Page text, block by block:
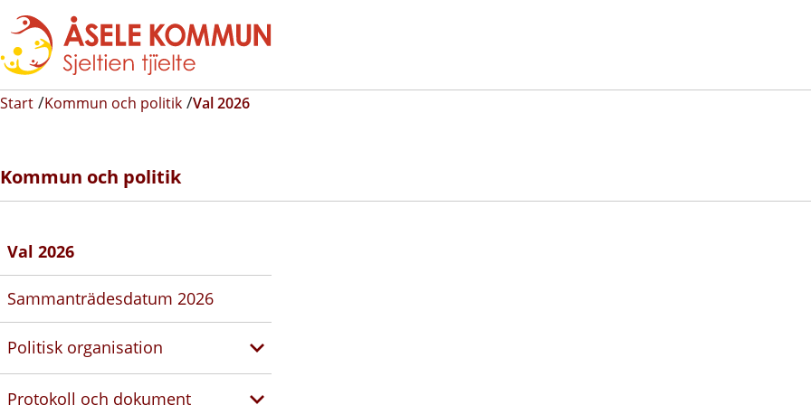
Start Kommun och politik Val 2026
Kommun och politik
Val 2026
Sammanträdesdatum 2026
Politisk organisation
Protokoll och dokument